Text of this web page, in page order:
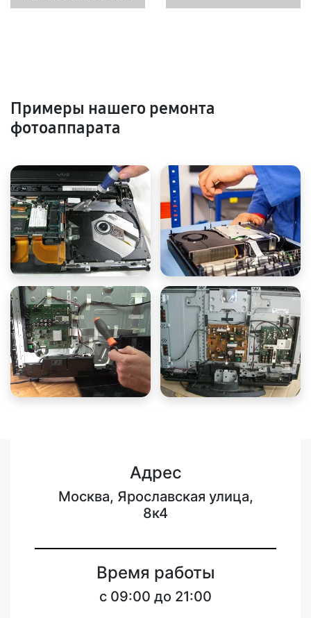
Примеры нашего ремонта
фотоаппарата
Адрес
Москва, Ярославская улица,
8к4
Время работы
c 09:00 до 21:00